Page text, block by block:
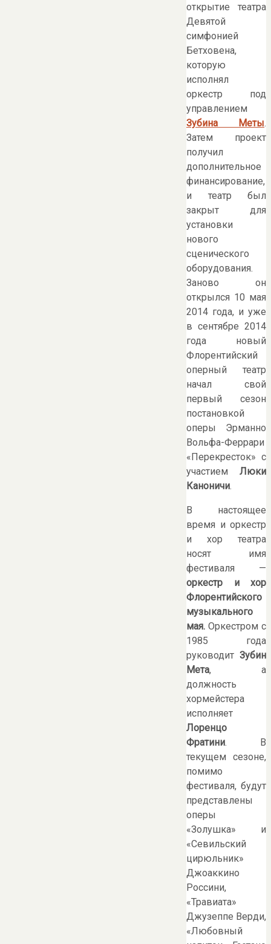
открытие театра
Девятой
симфонией
Бетховена,
которую
исполнял
оркестр под
управлением
Зубина Меты.
Затем проект
получил
дополнительное
финансирование,
и театр был
закрыт для
установки
нового
сценического
оборудования.
Заново он
открылся 10 мая
2014 года, и уже
в сентябре 2014
года новый
Флорентийский
оперный театр
начал свой
первый сезон
постановкой
оперы Эрманно
Вольфа-Феррари
«Перекресток» с
участием Люки
Каноничи.
В настоящее
время и оркестр
и хор театра
носят имя
фестиваля —
оркестр и хор
Флорентийского
музыкального
мая. Оркестром с
1985 года
руководит Зубин
Мета, а
должность
хормейстера
исполняет
Лоренцо
Фратини. В
текущем сезоне,
помимо
фестиваля, будут
представлены
оперы
«Золушка» и
«Севильский
цирюльник»
Джоаккино
Россини,
«Травиата»
Джузеппе Верди,
«Любовный